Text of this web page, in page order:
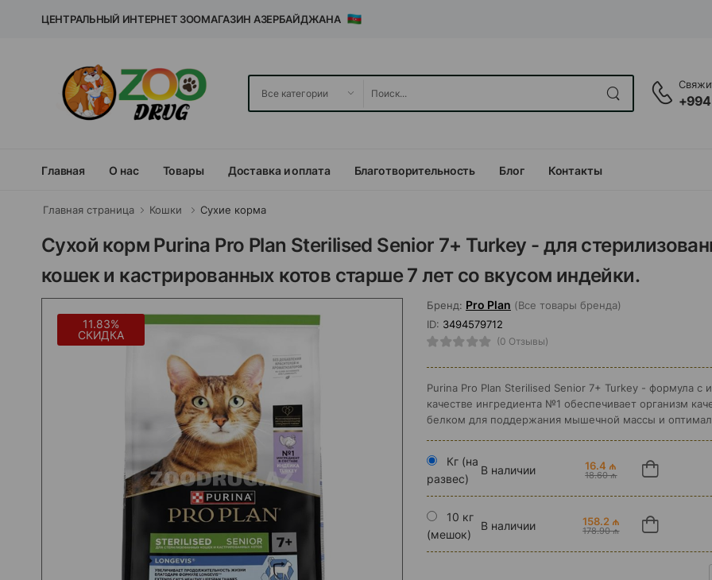
ЦЕНТРАЛЬНЫЙ ИНТЕРНЕТ ЗООМАГАЗИН АЗЕРБАЙДЖАНА
Главная О нас Товары Доставка и оплата Благотворительность Блог Контакты
Главная страница Кошки Сухие корма
Сухой корм Purina Pro Plan Sterilised Senior 7+ Turkey - для
кошек и кастрированных котов старше 7 лет со вкусом индейки.
11.83%
СКИДКА
Бренд: Pro Plan (Все товары бренда)
ID: 3494579712
(0 Отзывы)
Purina Pro Plan Sterilised Senior 7+ Turkey - формула с
качестве ингредиента №1 обеспечивает организм
белком для поддержания мышечной массы и
Кг (на
развес)
В наличии 16.4 ₼
18.60 ₼
10 кг
(мешок)
В наличии 158.2 ₼
178.90 ₼